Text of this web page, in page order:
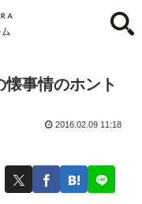
事情のホント
2016.02.09 11:18